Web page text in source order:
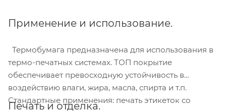
Применение и использование.
Термобумага предназначена для использования в
термо-печатных системах. ТОП покрытие
обеспечивает превосходную устойчивость в
воздействию влаги, жира, масла, спирта и т.п.
Стандартные применения: печать этикеток со
Печать и отделка.